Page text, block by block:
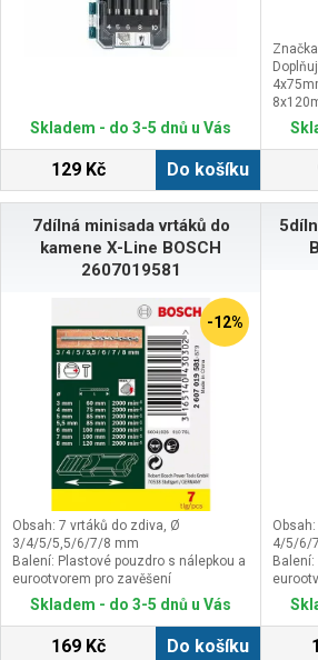
Skladem - do 3-5 dnů u Vás
129 Kč Do košíku
7dílná minisada vrtáků do
kamene X-Line BOSCH
2607019581
-12%
Obsah: 7 vrtáků do zdiva, Ø
3/4/5/5,5/6/7/8 mm
Balení: Plastové pouzdro s nálepkou a
eurootvorem pro zavěšení
Rozměr d: 160 mm
Rozměr š: 83 mm
Skladem - do 3-5 dnů u Vás
169 Kč Do košíku
4/5/6/